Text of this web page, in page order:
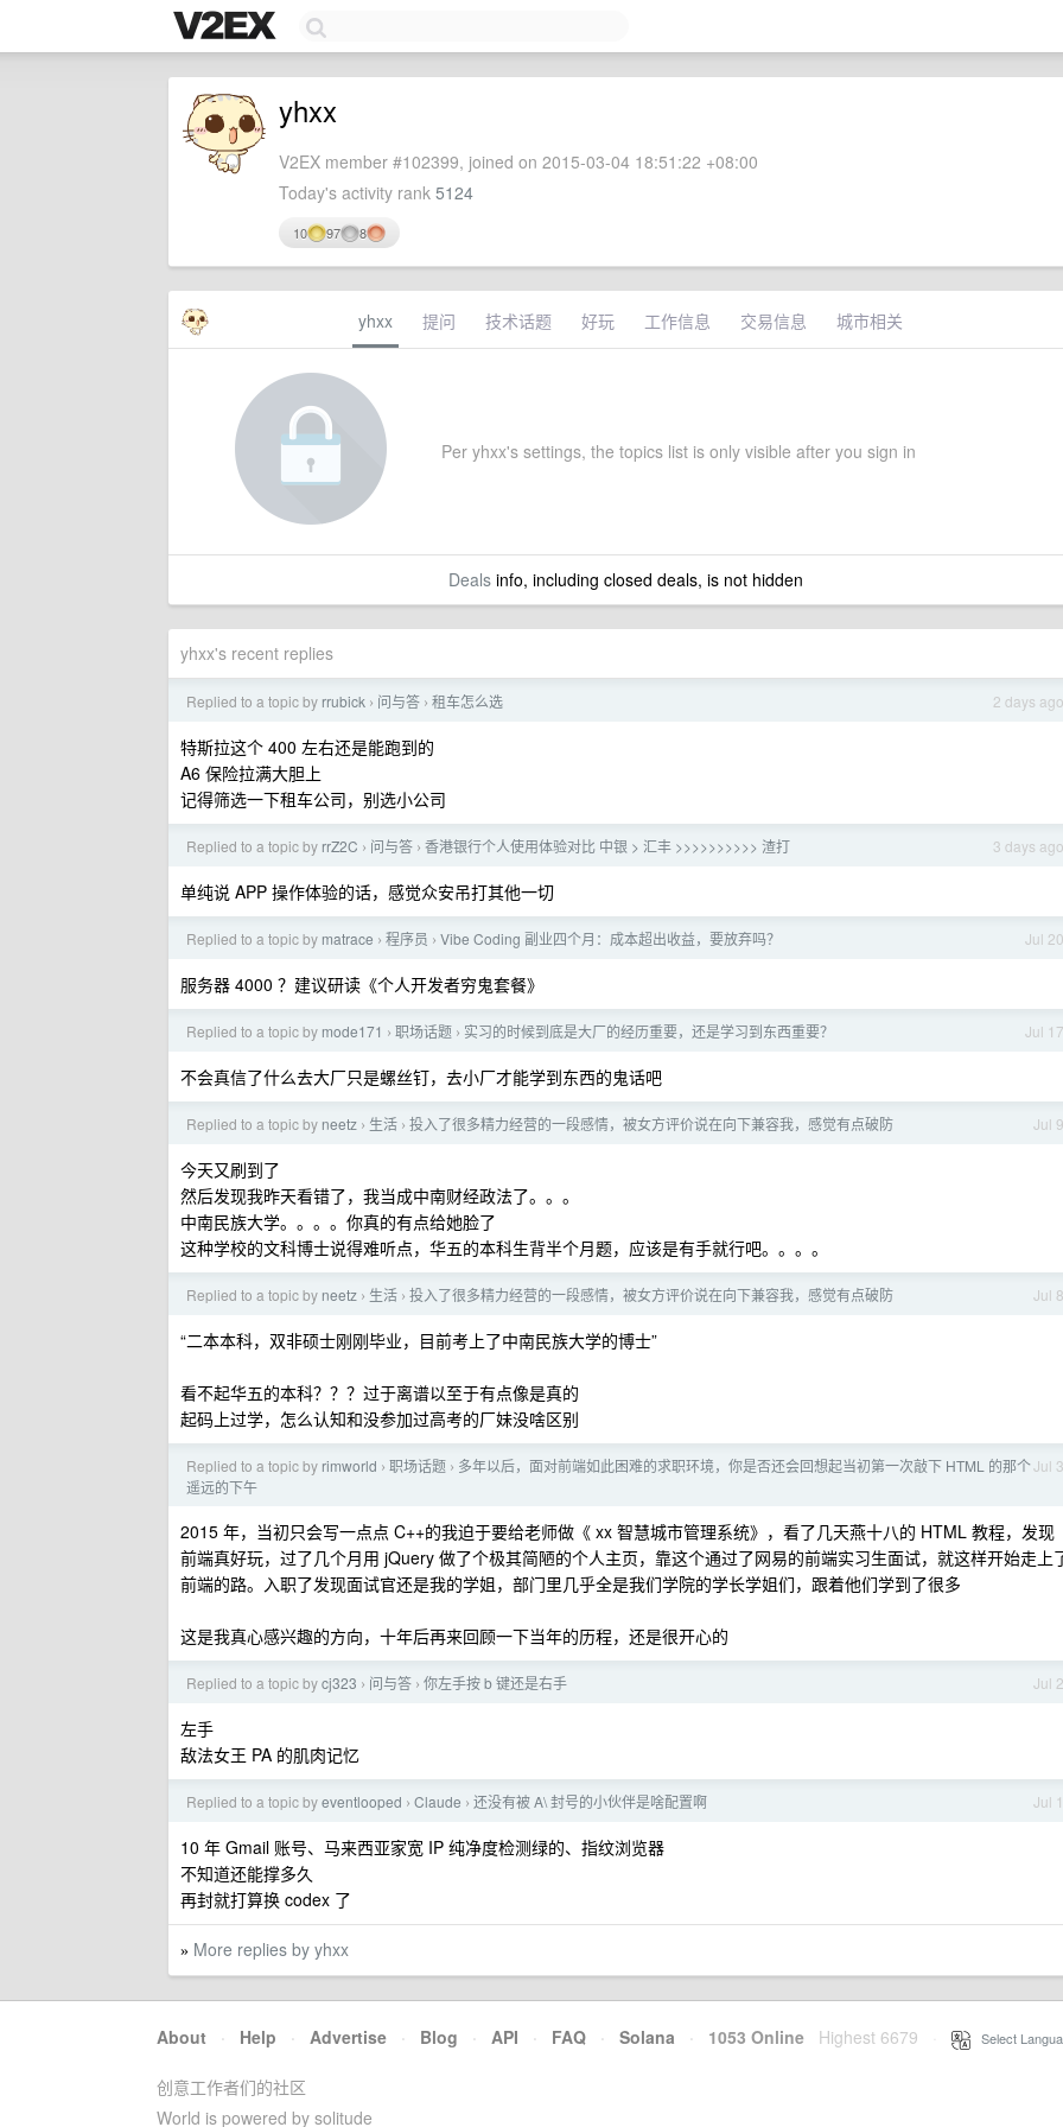
yhxx
V2EX member #102399, joined on 2015-03-04 18:51:22 +08:00
Today's activity rank 5124
10 97 8
yhxx 提问 技术话题 好玩 工作信息 交易信息 城市相关
Per yhxx's settings, the topics list is only visible after you sign in
Dealsinfo, including closed deals, is not hidden
yhxx's recent replies
2 days ago
Replied to a topic by rrubick › 问与答 › 租车怎么选
特斯拉这个 400 左右还是能跑到的
A6 保险拉满大胆上
记得筛选一下租车公司，别选小公司
3 days ago
Replied to a topic by rrZ2C › 问与答 › 香港银行个人使用体验对比 中银 > 汇丰 >>>>>>>>>> 渣打
单纯说 APP 操作体验的话，感觉众安吊打其他一切
Jul 20
Replied to a topic by matrace › 程序员 › Vibe Coding 副业四个月：成本超出收益，要放弃吗？
服务器 4000 ？建议研读《个人开发者穷鬼套餐》
Jul 17
Replied to a topic by mode171 › 职场话题 › 实习的时候到底是大厂的经历重要，还是学习到东西重要？
不会真信了什么去大厂只是螺丝钉，去小厂才能学到东西的鬼话吧
Jul 9
Replied to a topic by neetz › 生活 › 投入了很多精力经营的一段感情，被女方评价说在向下兼容我，感觉有点破防
今天又刷到了
然后发现我昨天看错了，我当成中南财经政法了。。。
中南民族大学。。。。你真的有点给她脸了
这种学校的文科博士说得难听点，华五的本科生背半个月题，应该是有手就行吧。。。。
Jul 8
Replied to a topic by neetz › 生活 › 投入了很多精力经营的一段感情，被女方评价说在向下兼容我，感觉有点破防
“二本本科，双非硕士刚刚毕业，目前考上了中南民族大学的博士”
看不起华五的本科？？？过于离谱以至于有点像是真的
起码上过学，怎么认知和没参加过高考的厂妹没啥区别
Jul 3
Replied to a topic by rimworld › 职场话题 › 多年以后，面对前端如此困难的求职环境，你是否还会回想起当初第一次敲下 HTML 的那个
遥远的下午
2015 年，当初只会写一点点 C++的我迫于要给老师做《 xx 智慧城市管理系统》，看了几天燕十八的 HTML 教程，发现
前端真好玩，过了几个月用 jQuery 做了个极其简陋的个人主页，靠这个通过了网易的前端实习生面试，就这样开始走上
前端的路。入职了发现面试官还是我的学姐，部门里几乎全是我们学院的学长学姐们，跟着他们学到了很多
这是我真心感兴趣的方向，十年后再来回顾一下当年的历程，还是很开心的
Jul 2
Replied to a topic bycj323 › 问与答 › 你左手按 b 键还是右手
左手
敌法女王 PA 的肌肉记忆
Jul 1
Replied to a topic byeventlooped › Claude › 还没有被 A\ 封号的小伙伴是啥配置啊
10 年 Gmail 账号、马来西亚家宽 IP 纯净度检测绿的、指纹浏览器
不知道还能撑多久
再封就打算换 codex 了
» More replies by yhxx
About · Help · Advertise · Blog · API · FAQ · Solana · 1053 Online Highest 6679 Select
创意工作者们的社区
World is powered by solitude